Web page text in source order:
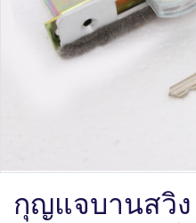
กุญแจบานสวิง